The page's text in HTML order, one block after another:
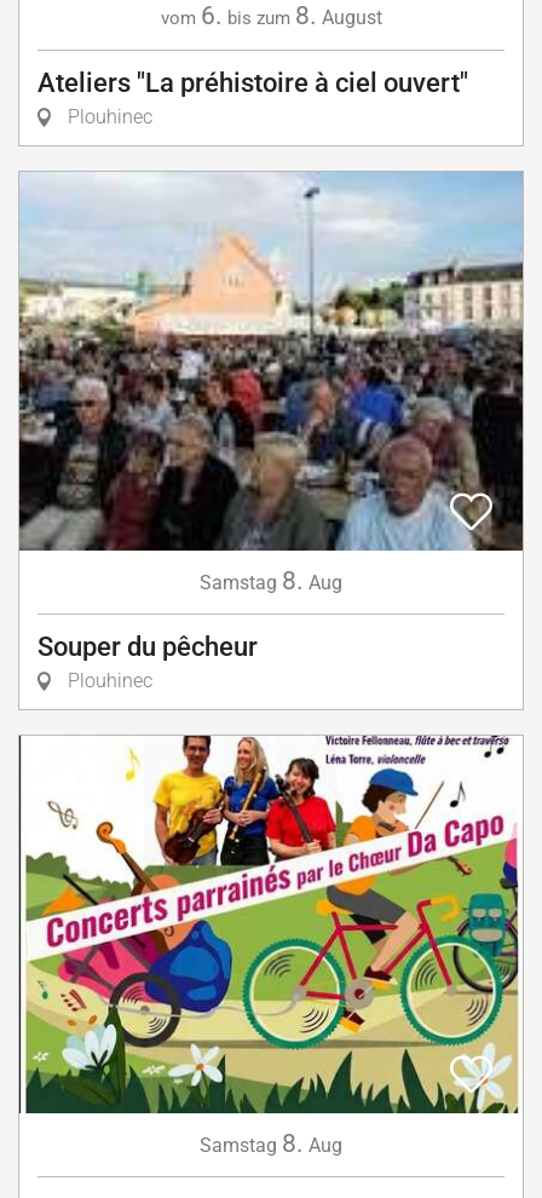
vom 6. bis zum 8. August
Ateliers "La préhistoire à ciel ouvert"
Plouhinec
Samstag 8. Aug
Souper du pêcheur
Plouhinec
Samstag 8. Aug